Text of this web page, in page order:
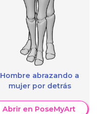
Hombre abrazando a
mujer por detrás
Abrir en PoseMyArt